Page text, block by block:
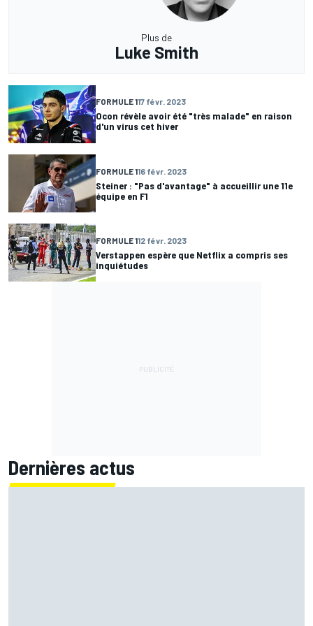
Plus de
Luke Smith
FORMULE 117 févr. 2023
Ocon révèle avoir été "très malade" en raison
d'un virus cet hiver
FORMULE 116 févr. 2023
Steiner : "Pas d'avantage" à accueillir une 11e
équipe en F1
FORMULE 112 févr. 2023
Verstappen espère que Netflix a compris ses
inquiétudes
Dernières actus